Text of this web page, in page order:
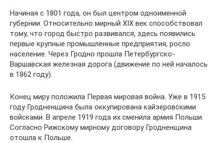
Начиная с 1801 года, он был центром одноименной
губернии. Относительно мирный XIX век способствовал
тому, что город быстро развивался, здесь появились
первые крупные промышленные предприятия, росло
население. Через Гродно прошла Петербургско-
Варшавская железная дорога (движение по ней началось
в 1862 году).
Конец миру положила Первая мировая война. Уже в 1915
году Гродненщина была оккупирована кайзеровскими
войсками. В апреле 1919 года их сменила армия Польши.
Согласно Рижскому мирному договору Гродненщина
отошла к Польше.